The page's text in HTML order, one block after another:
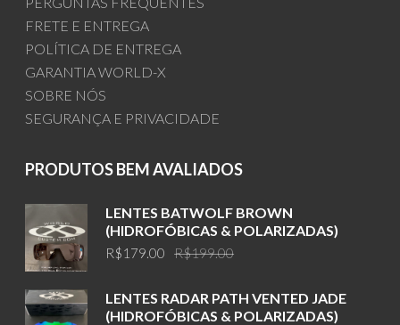
FRETE E ENTREGA
POLÍTICA DE ENTREGA
GARANTIA WORLD-X
SOBRE NÓS
SEGURANÇA E PRIVACIDADE
PRODUTOS BEM AVALIADOS
LENTES BATWOLF BROWN
(HIDROFÓBICAS & POLARIZADAS)
R$199.00
was:
R$199.00.
R$179.00
is:
R$179.00.
LENTES RADAR PATH VENTED JADE
(HIDROFÓBICAS & POLARIZADAS)